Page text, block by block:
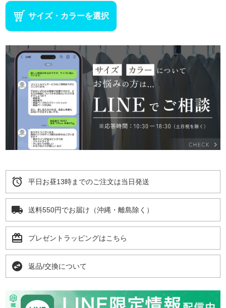
サイズ・カラーを選択
alarm 平日お昼13時までのご注文は当日発送
local_shipping 送料550円でお届け（沖縄・離島除く）
card_giftcard プレゼントラッピングはこちら
swap_horizontal_circle 返品/交換について